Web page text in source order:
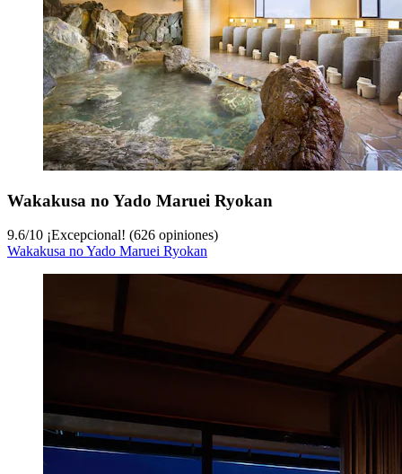
Wakakusa no Yado Maruei Ryokan
9.6/10 ¡Excepcional! (626 opiniones)
Wakakusa no Yado Maruei Ryokan